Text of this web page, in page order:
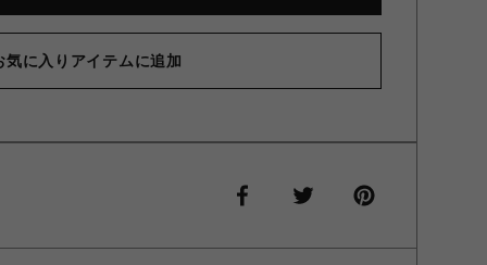
メントオーバーチュニック ブラック F
気に入りアイテムに追加